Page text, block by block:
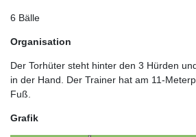
6 Bälle
Organisation
Der Torhüter steht hinter den 3 Hürden
in der Hand. Der Trainer hat am 11-
Fuß.
Grafik